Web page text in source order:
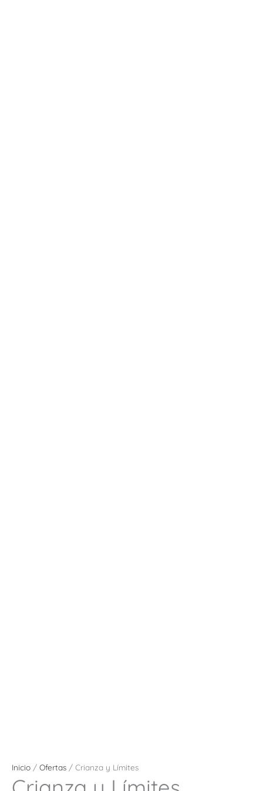
Inicio / Ofertas / Crianza y Límites